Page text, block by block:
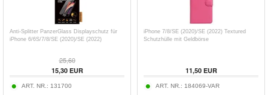
Anti-Splitter PanzerGlass Displayschutz für
iPhone 6/6S/7/8/SE (2020)/SE (2022)
25,60
15,30EUR
ART. NR.: 131700
iPhone 7/8/SE (2020)/SE (2022) Textured
Schutzhülle mit Geldbörse
11,50EUR
ART. NR.: 184069-VAR